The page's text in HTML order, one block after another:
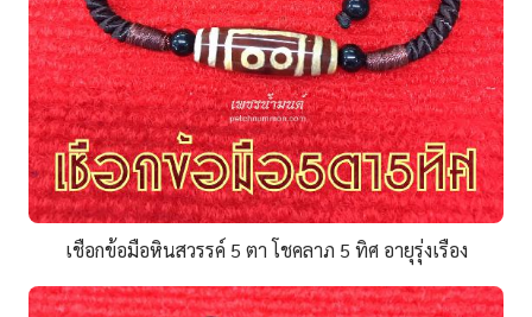
เชือกข้อมือหินสวรรค์ 5 ตา โชคลาภ 5 ทิศ อายุรุ่งเรือง